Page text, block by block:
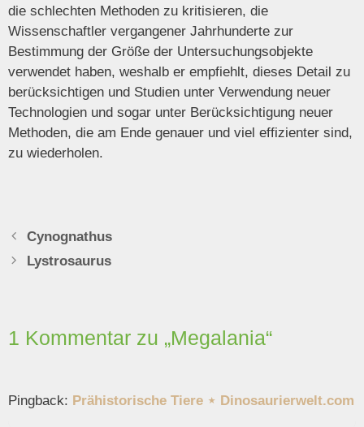
die schlechten Methoden zu kritisieren, die
Wissenschaftler vergangener Jahrhunderte zur
Bestimmung der Größe der Untersuchungsobjekte
verwendet haben, weshalb er empfiehlt, dieses Detail zu
berücksichtigen und Studien unter Verwendung neuer
Technologien und sogar unter Berücksichtigung neuer
Methoden, die am Ende genauer und viel effizienter sind,
zu wiederholen.
Cynognathus
Lystrosaurus
1 Kommentar zu „Megalania“
Pingback: Prähistorische Tiere ⋆ Dinosaurierwelt.com